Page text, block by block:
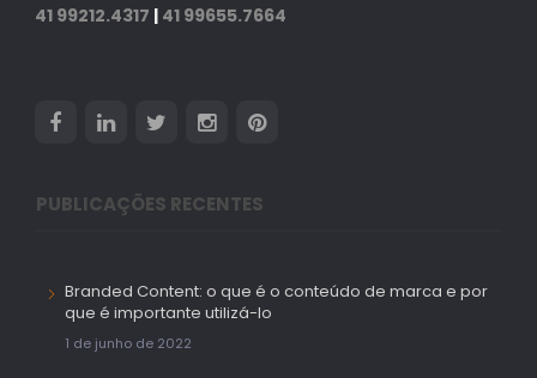
41 99212.4317 | 41 99655.7664
PUBLICAÇÕES RECENTES
Branded Content: o que é o conteúdo de marca e por
que é importante utilizá-lo
1 de junho de 2022